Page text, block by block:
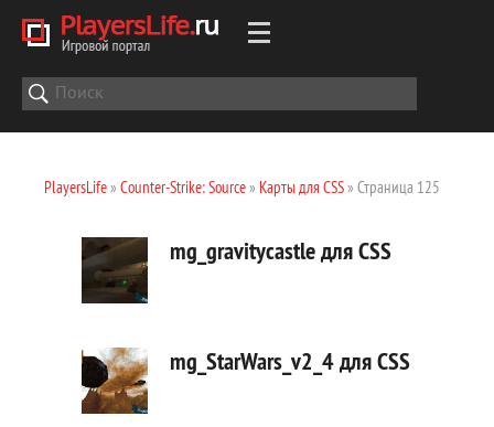
PlayersLife» Counter-Strike: Source» Карты для CSS» Страница 125
mg_gravitycastle для CSS
mg_StarWars_v2_4 для CSS